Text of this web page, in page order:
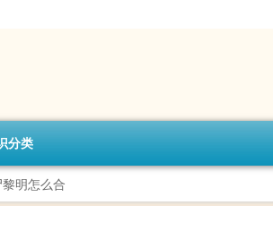
分类
明怎么合